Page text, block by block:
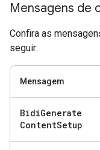
Mensagens de
Confira as
seguir:
Mensagem
BidiGenerate
ContentSetup